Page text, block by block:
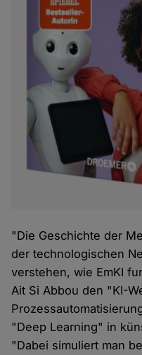
"Die Geschichte der
der technologischen
verstehen, wie EmKI
Ait Si Abbou den "KI-
"Deep Learning" in
"Dabei simuliert man